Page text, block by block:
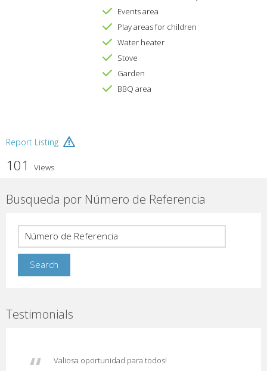
Events area
Play areas for children
Water heater
Stove
Garden
BBQ area
Report Listing
101 Views
Busqueda por Número de Referencia
Testimonials
Valiosa oportunidad para todos!